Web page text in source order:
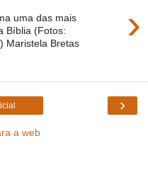
›
uma das mais
Bíblia (Fotos:
Maristela Bretas
›
a web